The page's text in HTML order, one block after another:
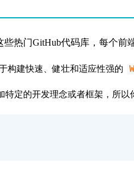
构建快速、健壮和适应性强的
定的开发理念或者框架，所以